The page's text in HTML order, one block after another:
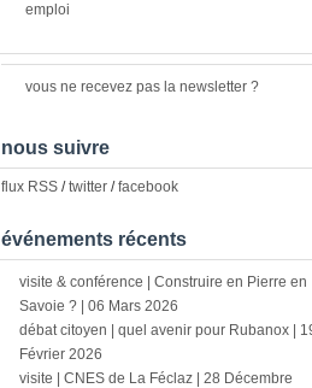
emploi
vous ne recevez pas la newsletter ?
nous suivre
flux RSS /twitter /facebook
événements récents
visite & conférence | Construire en Pierre en
Savoie ? | 06 Mars 2026
débat citoyen | quel avenir pour Rubanox |
Février 2026
visite | CNES de La Féclaz | 28 Décembre